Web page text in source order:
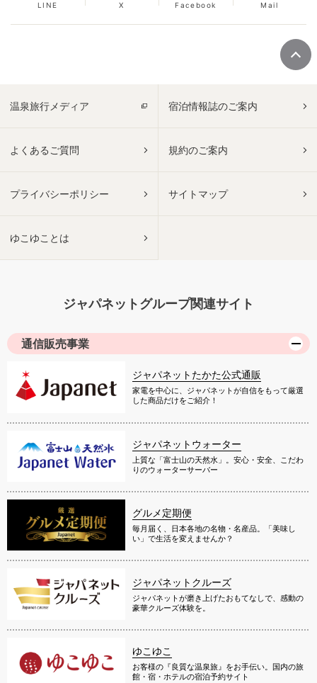
LINE X Facebook Mail
温泉旅行メディア 宿泊情報誌のご案内
よくあるご質問 規約のご案内
プライバシーポリシー サイトマップ
ゆこゆことは
ジャパネットグループ関連サイト
通信販売事業
ジャパネットたかた公式通販
家電を中心に、ジャパネットが自信をもって厳選
した商品だけをご紹介！
ジャパネットウォーター
上質な「富士山の天然水」。安心・安全、こだわ
りのウォーターサーバー
グルメ定期便
毎月届く、日本各地の名物・名産品。「美味し
い」で生活を変えませんか？
ジャパネットクルーズ
ジャパネットが磨き上げたおもてなしで、感動の
豪華クルーズ体験を。
ゆこゆこ
お客様の『良質な温泉旅』をお手伝い。国内の旅
館・宿・ホテルの宿泊予約サイト